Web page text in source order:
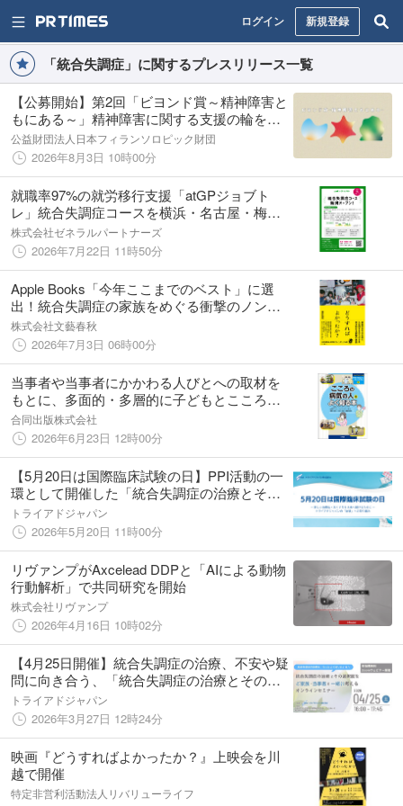
ログイン 新規登録
「統合失調症」に関するプレスリリース一覧
【公募開始】第2回「ビヨンド賞～精神障害と
もにある～」精神障害に関する支援の輪を広
げる活動を表彰（2026/8/3～2026/9/18）
公益財団法人日本フィランソロピック財団
2026年8月3日 10時00分
就職率97%の就労移行支援「atGPジョブト
レ」統合失調症コースを横浜・名古屋・梅田
で2026年12月新規オープン！
株式会社ゼネラルパートナーズ
2026年7月22日 11時50分
Apple Books「今年ここまでのベスト」に選
出！統合失調症の家族をめぐる衝撃のノンフ
ィクション『どうすればよかったか？』が2万
部突破
株式会社文藝春秋
2026年7月3日 06時00分
当事者や当事者にかかわる人びとへの取材を
もとに、多面的・多層的に子どもとこころの
病気を学ぶ◎約603万人が精神疾患で通院する
現代の必修テキスト◎監修＝水野雅文
合同出版株式会社
2026年6月23日 12時00分
【5月20日は国際臨床試験の日】PPI活動の一
環として開催した「統合失調症の治療とその
選択肢をご家族・当事者と一緒に考えるオン
ラインセミナー」の開催レポートを公開
トライアドジャパン
2026年5月20日 11時00分
リヴァンプがAxcelead DDPと「AIによる動物
行動解析」で共同研究を開始
株式会社リヴァンプ
2026年4月16日 10時02分
【4月25日開催】統合失調症の治療、不安や疑
問に向き合う、「統合失調症の治療とその選
択肢をご家族・当事者と一緒に考えるオンラ
インセミナー」
トライアドジャパン
2026年3月27日 12時24分
映画『どうすればよかったか？』上映会を川
越で開催
特定非営利活動法人リバリューライフ